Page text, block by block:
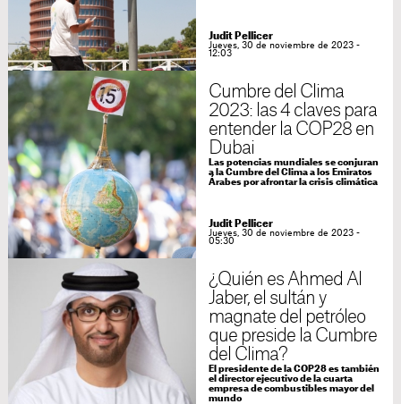
Judit Pellicer
Jueves, 30 de noviembre de 2023 -
12:03
Cumbre del Clima
2023: las 4 claves para
entender la COP28 en
Dubai
Las potencias mundiales se conjuran
a la Cumbre del Clima a los Emiratos
Árabes por afrontar la crisis climática
Judit Pellicer
Jueves, 30 de noviembre de 2023 -
05:30
¿Quién es Ahmed Al
Jaber, el sultán y
magnate del petróleo
que preside la Cumbre
del Clima?
El presidente de la COP28 es también
el director ejecutivo de la cuarta
empresa de combustibles mayor del
mundo